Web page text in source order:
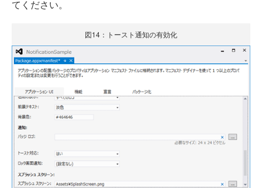
てください。
図14：トースト通知の有効化